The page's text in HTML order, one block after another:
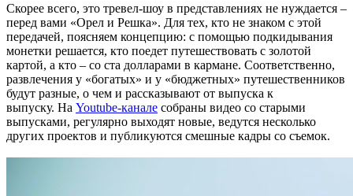
Скорее всего, это тревел-шоу в представлениях не нуждается –
перед вами «Орел и Решка». Для тех, кто не знаком с этой
передачей, поясняем концепцию: с помощью подкидывания
монетки решается, кто поедет путешествовать с золотой
картой, а кто – со ста долларами в кармане. Соответственно,
развлечения у «богатых» и у «бюджетных» путешественников
будут разные, о чем и рассказывают от выпуска к
выпуску. На Youtube-канале собраны видео со старыми
выпусками, регулярно выходят новые, ведутся несколько
других проектов и публикуются смешные кадры со съемок.